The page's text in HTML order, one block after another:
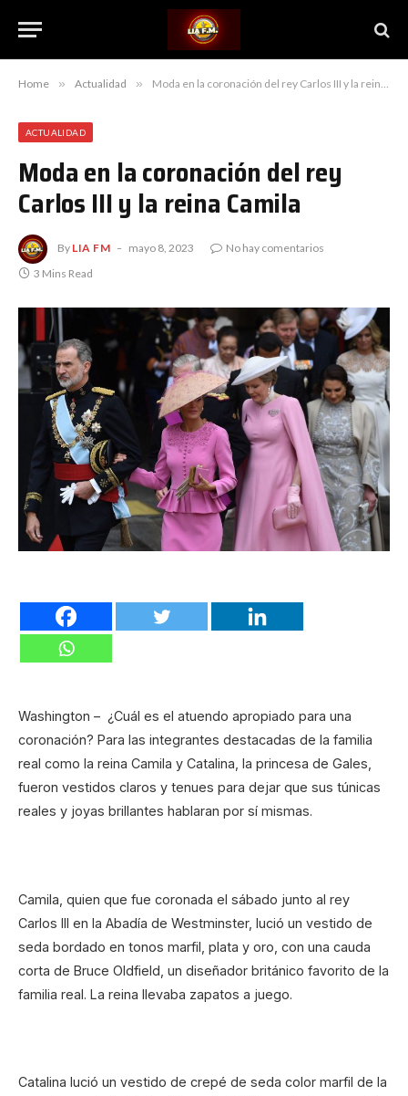
Home » Actualidad » Moda en la coronación del rey Carlos III y la reina Camila
ACTUALIDAD
Moda en la coronación del rey
Carlos III y la reina Camila
By LIA FM mayo 8, 2023
No hay comentarios
3 Mins Read
Washington – ¿Cuál es el atuendo apropiado para una
coronación? Para las integrantes destacadas de la familia
real como la reina Camila y Catalina, la princesa de Gales,
fueron vestidos claros y tenues para dejar que sus túnicas
reales y joyas brillantes hablaran por sí mismas.
Camila, quien que fue coronada el sábado junto al rey
Carlos III en la Abadía de Westminster, lució un vestido de
seda bordado en tonos marfil, plata y oro, con una cauda
corta de Bruce Oldfield, un diseñador británico favorito de la
familia real. La reina llevaba zapatos a juego.
Catalina lució un vestido de crepé de seda color marfil de la